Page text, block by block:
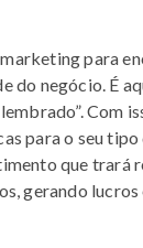
para
do negócio. É
Com
para o seu
que trará
gerando lucros